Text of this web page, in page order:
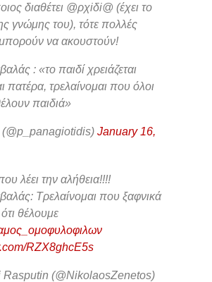
διαθέτει @ρχiδi@ (έχει το
γνώμης του), τότε πολλές
μπορούν να ακουστούν!
: «το παιδί χρειάζεται
πατέρα, τρελαίνομαι που όλοι
παιδιά»
January 16,
λέει την αλήθεια!!!!
Τρελαίνομαι που ξαφνικά
θέλουμε
RZX8ghcE5s
(@NikolaosZenetos)